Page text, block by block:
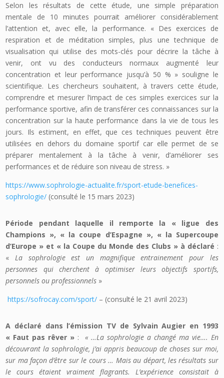
Selon les résultats de cette étude, une simple préparation
mentale de 10 minutes pourrait améliorer considérablement
l’attention et, avec elle, la performance. « Des exercices de
respiration et de méditation simples, plus une technique de
visualisation qui utilise des mots-clés pour décrire la tâche à
venir, ont vu des conducteurs normaux augmenté leur
concentration et leur performance jusqu’à 50 % » souligne le
scientifique. Les chercheurs souhaitent, à travers cette étude,
comprendre et mesurer l’impact de ces simples exercices sur la
performance sportive, afin de transférer ces connaissances sur la
concentration sur la haute performance dans la vie de tous les
jours. Ils estiment, en effet, que ces techniques peuvent être
utilisées en dehors du domaine sportif car elle permet de se
préparer mentalement à la tâche à venir, d’améliorer ses
performances et de réduire son niveau de stress. »
https://www.sophrologie-actualite.fr/sport-etude-benefices-
sophrologie/ (consulté le 15 mars 2023)
Période pendant laquelle il remporte la « ligue des
Champions », « la coupe d’Espagne », « la Supercoupe
d’Europe » et « la Coupe du Monde des Clubs » à déclaré :
« La sophrologie est un magnifique entrainement pour les
personnes qui cherchent à optimiser leurs objectifs sportifs,
personnels ou professionnels »
https://sofrocay.com/sport/ – (consulté le 21 avril 2023)
A déclaré dans l’émission TV de Sylvain Augier en 1993
« Faut pas rêver »:
« …La sophrologie a changé ma vie…. En
découvrant la sophrologie, j’ai appris beaucoup de choses sur moi,
sur ma façon d’être sur le cours … Mais au départ, les résultats sur
le cours étaient vraiment flagrants. L’expérience consistait à